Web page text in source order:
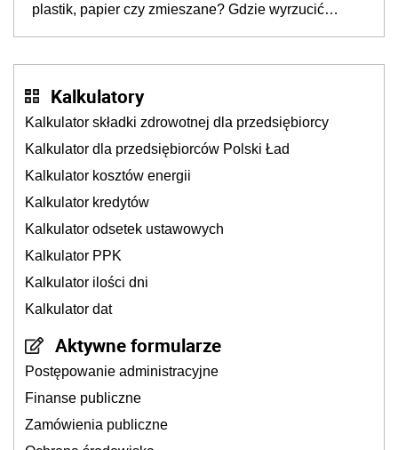
plastik, papier czy zmieszane? Gdzie wyrzucić
Kalkulatory
Kalkulator składki zdrowotnej dla przedsiębiorcy
Kalkulator dla przedsiębiorców Polski Ład
Kalkulator kosztów energii
Kalkulator kredytów
Kalkulator odsetek ustawowych
Kalkulator PPK
Kalkulator ilości dni
Kalkulator dat
Aktywne formularze
Postępowanie administracyjne
Finanse publiczne
Zamówienia publiczne